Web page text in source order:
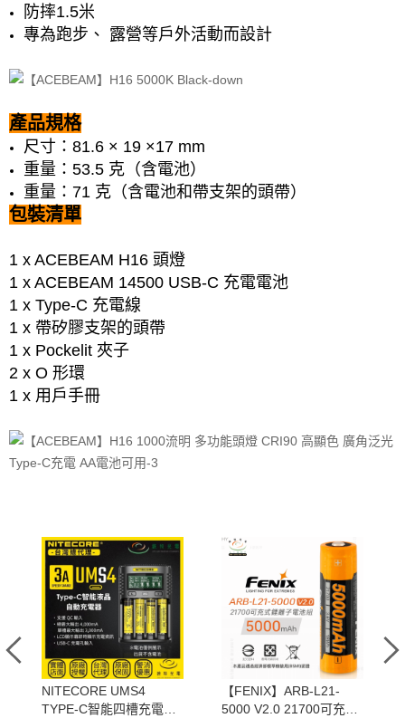
防摔1.5米
專為跑步、 露營等戶外活動而設計
產品規格
尺寸：81.6 × 19 ×17 mm
重量：53.5 克（含電池）
重量：71 克（含電池和帶支架的頭帶）
包裝清單
1 x ACEBEAM H16 頭燈
1 x ACEBEAM 14500 USB-C 充電電池
1 x Type-C 充電線
1 x 帶矽膠支架的頭帶
1 x Pockelit 夾子
2 x O 形環
1 x 用戶手冊
NITECORE UMS4
TYPE-C智能四槽充電器
【FENIX】ARB-L21-
5000 V2.0 21700可充電